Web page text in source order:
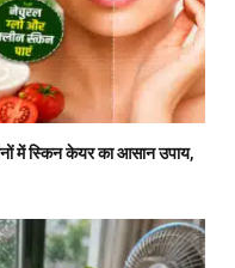
में स्किन केयर का आसान उपाय,